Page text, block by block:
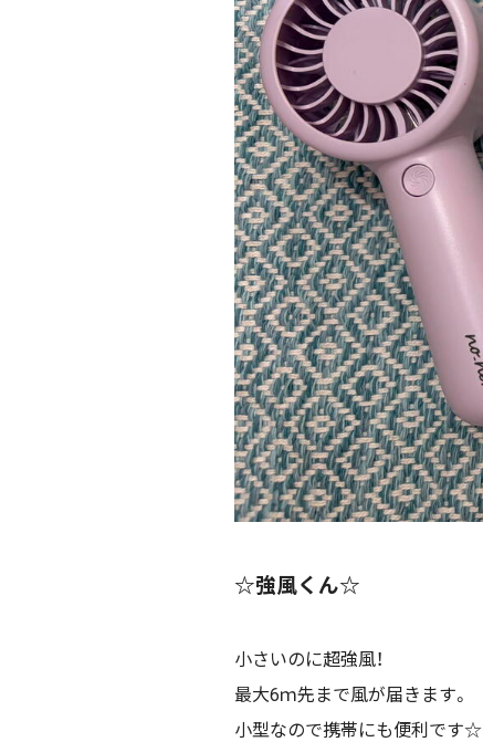
☆強風くん☆
小さいのに超強風！
最大6ｍ先まで風が届きます。
小型なので携帯にも便利です☆